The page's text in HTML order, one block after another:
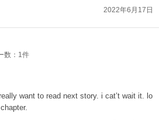
2022年6月17日
数：1件
want to read next story. i cat’t wait it. lo